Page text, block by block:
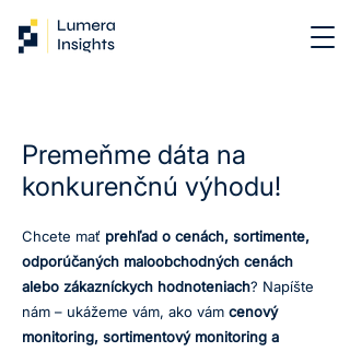
Premeňme dáta na
konkurenčnú výhodu!
Chcete mať prehľad o cenách, sortimente,
odporúčaných maloobchodných cenách
alebo zákazníckych hodnoteniach? Napíšte
nám – ukážeme vám, ako vám cenový
monitoring, sortimentový monitoring a